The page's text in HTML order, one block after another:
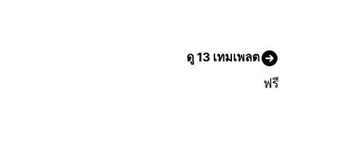
ดู 13 เทมเพลต
ฟรี